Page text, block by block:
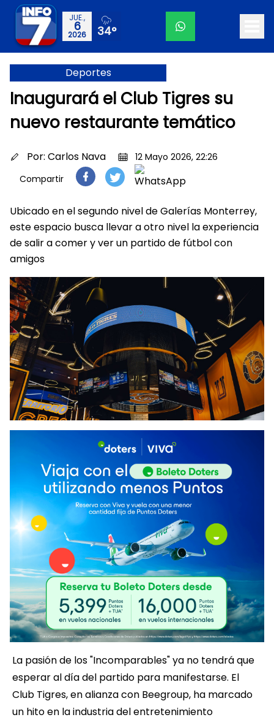
JUE.,
6
2026 34°
Deportes
Inaugurará el Club Tigres su
nuevo restaurante temático
Por: Carlos Nava
12 Mayo 2026, 22:26
Compartir
Ubicado en el segundo nivel de Galerías Monterrey,
este espacio busca llevar a otro nivel la experiencia
de salir a comer y ver un partido de fútbol con
amigos
La pasión de los "Incomparables" ya no tendrá que
esperar al día del partido para manifestarse. El
Club Tigres, en alianza con Beegroup, ha marcado
un hito en la industria del entretenimiento